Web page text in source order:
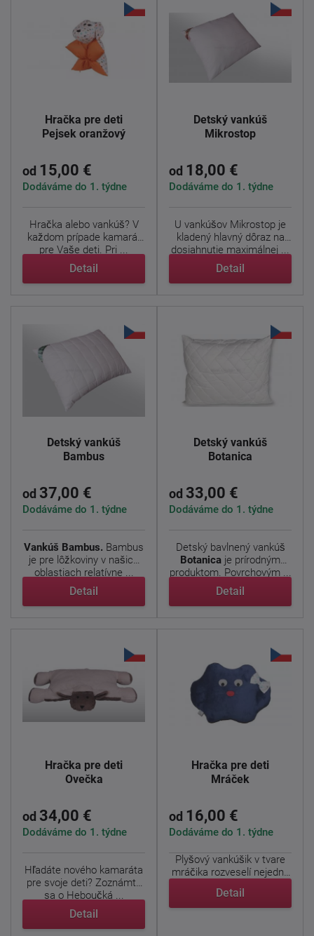
Hračka pre deti
Pejsek oranžový
od 15,00 €
Dodáváme do 1. týdne
Hračka alebo vankúš? V
každom prípade kamarát
pre Vaše deti. Pri ...
Detail
Detský vankúš
Mikrostop
od 18,00 €
Dodáváme do 1. týdne
U vankúšov Mikrostop je
kladený hlavný dôraz na
dosiahnutie maximálnej ...
Detail
Detský vankúš
Bambus
od 37,00 €
Dodáváme do 1. týdne
Vankúš Bambus. Bambus
je pre lôžkoviny v našich
oblastiach relatívne ...
Detail
Detský vankúš
Botanica
od 33,00 €
Dodáváme do 1. týdne
Detský bavlnený vankúš
Botanica je prírodným
produktom. Povrchovým ...
Detail
Hračka pre deti
Ovečka
od 34,00 €
Dodáváme do 1. týdne
Hľadáte nového kamaráta
pre svoje deti? Zoznámte
sa o Heboučká ...
Detail
Hračka pre deti
Mráček
od 16,00 €
Dodáváme do 1. týdne
Plyšový vankúšik v tvare
mráčika rozveselí nejednu
Detail